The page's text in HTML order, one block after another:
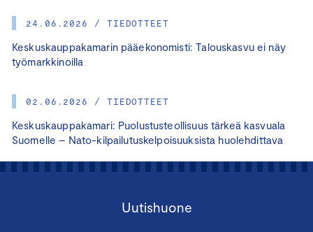
24.06.2026 / TIEDOTTEET
Keskuskauppakamarin pääekonomisti: Talouskasvu ei näy
työmarkkinoilla
02.06.2026 / TIEDOTTEET
Keskuskauppakamari: Puolustusteollisuus tärkeä kasvuala
Suomelle – Nato-kilpailutuskelpoisuuksista huolehdittava
Uutishuone